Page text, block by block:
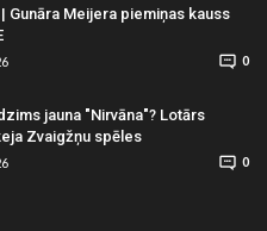
Gunāra Meijera piemiņas kauss
0
jauna "Nirvāna"? Lotārs
Zvaigžņu spēles
0